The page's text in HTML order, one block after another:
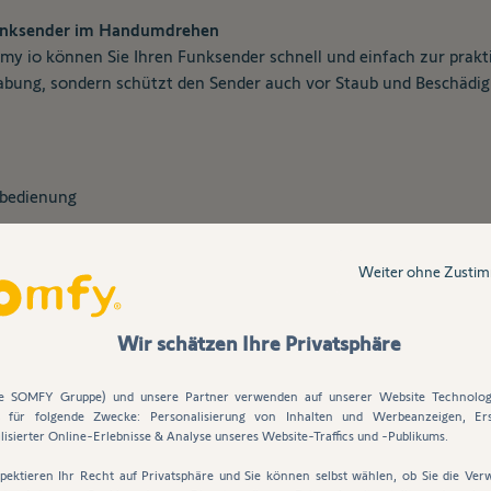
im Handumdrehen
io können Sie Ihren Funksender schnell und einfach zur
sondern schützt den Sender auch vor Staub und
Amy io inkl. der Schutzabdeckung Ihnen bietet. Bestellen
Wir schätzen Ihre Privatsphäre
SOMFY Gruppe) und unsere Partner verwenden auf unserer Website
für folgende Zwecke: Personalisierung von Inhalten und Werbeanzeigen,
Online-Erlebnisse & Analyse unseres Website-Traffics und -Publikums.
Ihr Recht auf Privatsphäre und Sie können selbst wählen, ob Sie die
Weiter ohne